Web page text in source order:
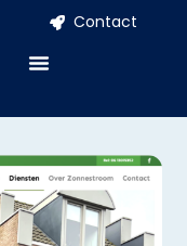
Contact